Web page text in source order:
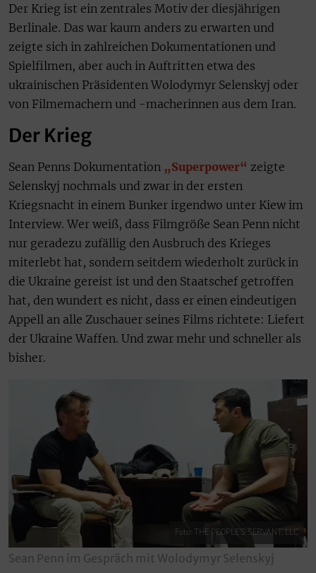
Der Krieg ist ein zentrales Motiv der diesjährigen
Berlinale. Das war kaum anders zu erwarten und
zeigte sich in zahlreichen Dokumentationen und
Spielfilmen, aber auch in Auftritten etwa des
ukrainischen Präsidenten Wolodymyr Selenskyj oder
von Filmemachern und -macherinnen aus dem Iran.
Der Krieg
Sean Penns Dokumentation „Superpower“ zeigte
Selenskyj nochmals und zwar in der ersten
Kriegsnacht in einem Bunker irgendwo unter Kiew im
Interview. Wer weiß, dass Filmgröße Sean Penn nicht
nur geradezu zufällig den Ausbruch des Krieges
miterlebt hat, sondern seitdem wiederholt zurück in
die Ukraine gereist ist und den Staatschef getroffen
hat, den wundert es nicht, dass er einen eindeutigen
Appell an alle Zuschauer seines Films richtete: Liefert
der Ukraine Waffen. Und zwar mehr und schneller als
bisher.
Foto: THE PEOPLE’S SERVANT, LLC
Sean Penn im Gespräch mit Wolodymyr Selenskyj